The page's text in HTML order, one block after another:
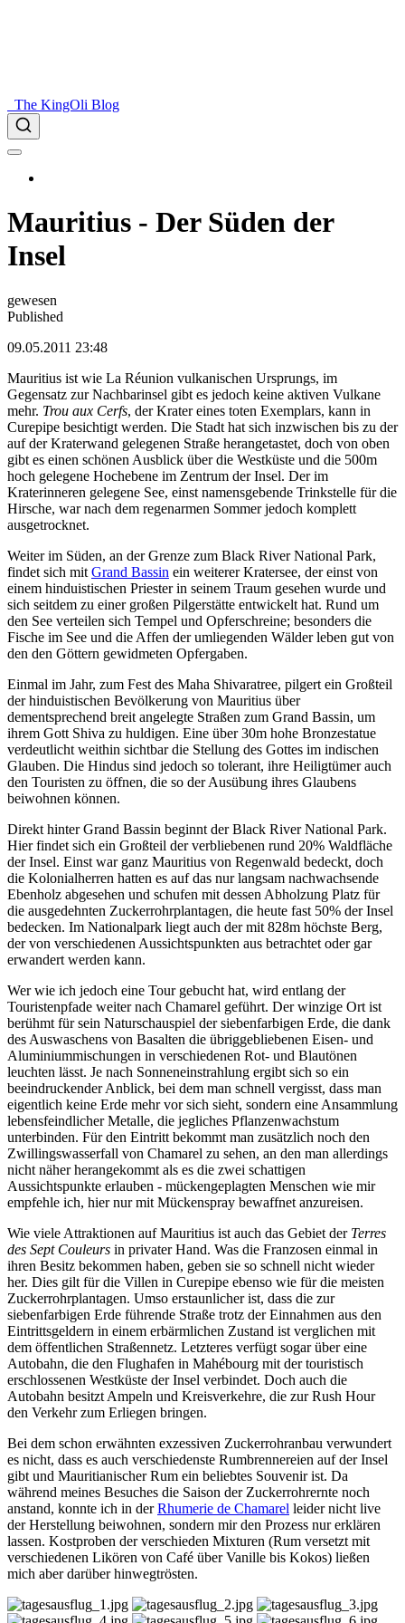
The KingOli Blog
Mauritius - Der Süden der
Insel
gewesen
Published
09.05.2011 23:48
Mauritius ist wie La Réunion vulkanischen Ursprungs, im
Gegensatz zur Nachbarinsel gibt es jedoch keine aktiven Vulkane
mehr. Trou aux Cerfs, der Krater eines toten Exemplars, kann in
Curepipe besichtigt werden. Die Stadt hat sich inzwischen bis zu der
auf der Kraterwand gelegenen Straße herangetastet, doch von oben
gibt es einen schönen Ausblick über die Westküste und die 500m
hoch gelegene Hochebene im Zentrum der Insel. Der im
Kraterinneren gelegene See, einst namensgebende Trinkstelle für die
Hirsche, war nach dem regenarmen Sommer jedoch komplett
ausgetrocknet.
Weiter im Süden, an der Grenze zum Black River National Park,
findet sich mit Grand Bassin ein weiterer Kratersee, der einst von
einem hinduistischen Priester in seinem Traum gesehen wurde und
sich seitdem zu einer großen Pilgerstätte entwickelt hat. Rund um
den See verteilen sich Tempel und Opferschreine; besonders die
Fische im See und die Affen der umliegenden Wälder leben gut von
den den Göttern gewidmeten Opfergaben.
Einmal im Jahr, zum Fest des Maha Shivaratree, pilgert ein Großteil
der hinduistischen Bevölkerung von Mauritius über
dementsprechend breit angelegte Straßen zum Grand Bassin, um
ihrem Gott Shiva zu huldigen. Eine über 30m hohe Bronzestatue
verdeutlicht weithin sichtbar die Stellung des Gottes im indischen
Glauben. Die Hindus sind jedoch so tolerant, ihre Heiligtümer auch
den Touristen zu öffnen, die so der Ausübung ihres Glaubens
beiwohnen können.
Direkt hinter Grand Bassin beginnt der Black River National Park.
Hier findet sich ein Großteil der verbliebenen rund 20% Waldfläche
der Insel. Einst war ganz Mauritius von Regenwald bedeckt, doch
die Kolonialherren hatten es auf das nur langsam nachwachsende
Ebenholz abgesehen und schufen mit dessen Abholzung Platz für
die ausgedehnten Zuckerrohrplantagen, die heute fast 50% der Insel
bedecken. Im Nationalpark liegt auch der mit 828m höchste Berg,
der von verschiedenen Aussichtspunkten aus betrachtet oder gar
erwandert werden kann.
Wer wie ich jedoch eine Tour gebucht hat, wird entlang der
Touristenpfade weiter nach Chamarel geführt. Der winzige Ort ist
berühmt für sein Naturschauspiel der siebenfarbigen Erde, die dank
des Auswaschens von Basalten die übriggebliebenen Eisen- und
Aluminiummischungen in verschiedenen Rot- und Blautönen
leuchten lässt. Je nach Sonneneinstrahlung ergibt sich so ein
beeindruckender Anblick, bei dem man schnell vergisst, dass man
eigentlich keine Erde mehr vor sich sieht, sondern eine Ansammlung
lebensfeindlicher Metalle, die jegliches Pflanzenwachstum
unterbinden. Für den Eintritt bekommt man zusätzlich noch den
Zwillingswasserfall von Chamarel zu sehen, an den man allerdings
nicht näher herangekommt als es die zwei schattigen
Aussichtspunkte erlauben - mückengeplagten Menschen wie mir
empfehle ich, hier nur mit Mückenspray bewaffnet anzureisen.
Wie viele Attraktionen auf Mauritius ist auch das Gebiet der Terres
des Sept Couleurs in privater Hand. Was die Franzosen einmal in
ihren Besitz bekommen haben, geben sie so schnell nicht wieder
her. Dies gilt für die Villen in Curepipe ebenso wie für die meisten
Zuckerrohrplantagen. Umso erstaunlicher ist, dass die zur
siebenfarbigen Erde führende Straße trotz der Einnahmen aus den
Eintrittsgeldern in einem erbärmlichen Zustand ist verglichen mit
dem öffentlichen Straßennetz. Letzteres verfügt sogar über eine
Autobahn, die den Flughafen in Mahébourg mit der touristisch
erschlossenen Westküste der Insel verbindet. Doch auch die
Autobahn besitzt Ampeln und Kreisverkehre, die zur Rush Hour
den Verkehr zum Erliegen bringen.
Bei dem schon erwähnten exzessiven Zuckerrohranbau verwundert
es nicht, dass es auch verschiedenste Rumbrennereien auf der Insel
gibt und Mauritianischer Rum ein beliebtes Souvenir ist. Da
während meines Besuches die Saison der Zuckerrohrernte noch
anstand, konnte ich in derRhumerie de Chamarel leider nicht live
der Herstellung beiwohnen, sondern mir den Prozess nur erklären
lassen. Kostproben der verschieden Mixturen (Rum versetzt mit
verschiedenen Likören von Café über Vanille bis Kokos) ließen
mich aber darüber hinwegtrösten.